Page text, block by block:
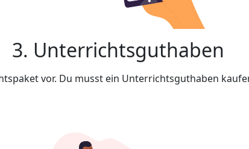
3. Unterrichtsguthaben
vor. Du musst ein Unterrichtsguthaben